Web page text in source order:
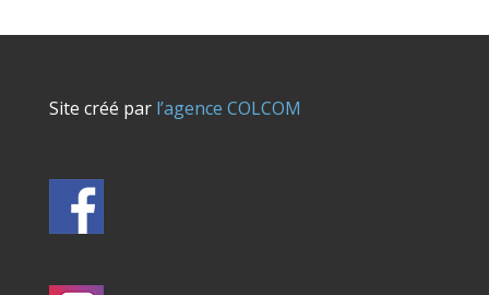
Site créé parl’agence COLCOM